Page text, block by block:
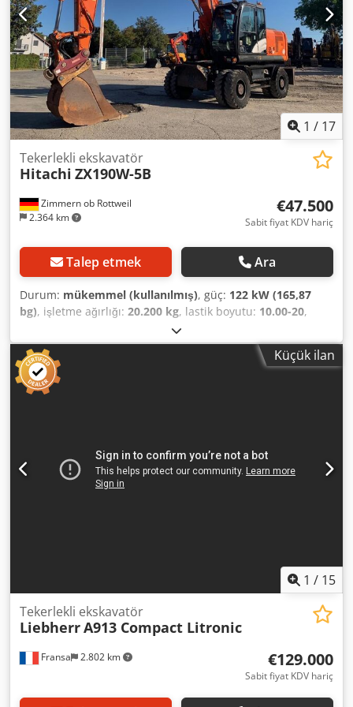
1 / 17
Zimmern ob Rottweil
2.364 km
Tekerlekli ekskavatör
Hitachi ZX190W-5B
€47.500
Sabit fiyat KDV hariç
Talep etmek Ara
Durum: mükemmel (kullanılmış), güç: 122 kW (165,87
bg), işletme ağırlığı: 20.200 kg, lastik boyutu: 10.00-20,
, Üretim yılı:
9.051 h, Donanım:klima, Hitachi ZX190W-5B İmalat Yılı:
2015 Çalışma Saati: 9.051 saat Kapalı Kabin Klima Radyo
Geri Görüş Kamerası Ayarlanabilir Bom Dedpfezqu I Ujx
Amijck Kol: 2,40 m Tam Donanım (Çekiç, Kepçe, Makas)
motor gücü CE sertifikası Çalışma Ağırlığı: 20,2 ton
Küçük ilan
1 / 15
Fransa 2.802 km
Tekerlekli ekskavatör
LiebherrA913 Compact Litronic
€129.000
Sabit fiyat KDV hariç